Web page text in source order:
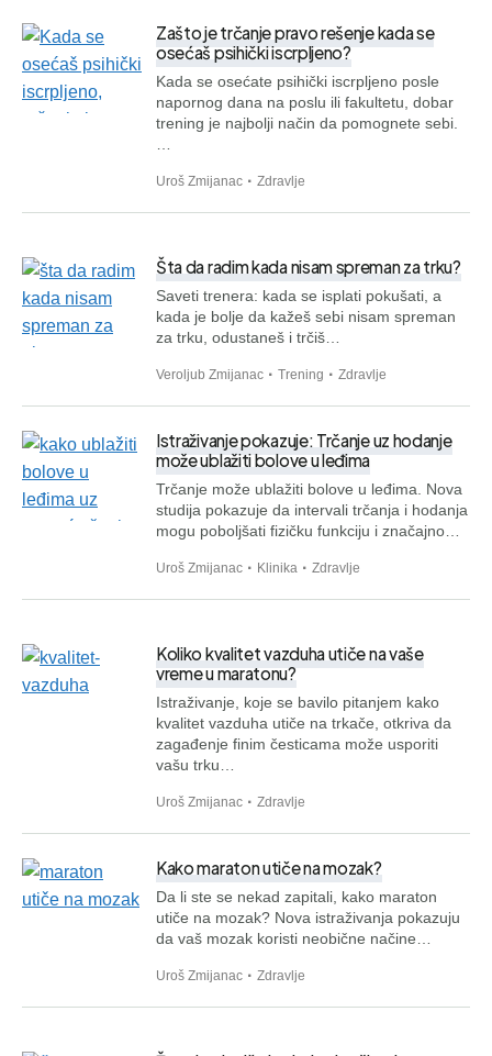
Zašto je trčanje pravo rešenje kada se
osećaš psihički iscrpljeno?
Kada se osećate psihički iscrpljeno posle
napornog dana na poslu ili fakultetu, dobar
trening je najbolji način da pomognete sebi.
…
Uroš Zmijanac Zdravlje
Šta da radim kada nisam spreman za trku?
Saveti trenera: kada se isplati pokušati, a
kada je bolje da kažeš sebi nisam spreman
za trku, odustaneš i trčiš…
Veroljub Zmijanac Trening Zdravlje
Istraživanje pokazuje: Trčanje uz hodanje
može ublažiti bolove u leđima
Trčanje može ublažiti bolove u leđima. Nova
studija pokazuje da intervali trčanja i hodanja
mogu poboljšati fizičku funkciju i značajno…
Uroš Zmijanac Klinika Zdravlje
Koliko kvalitet vazduha utiče na vaše
vreme u maratonu?
Istraživanje, koje se bavilo pitanjem kako
kvalitet vazduha utiče na trkače, otkriva da
zagađenje finim česticama može usporiti
vašu trku…
Uroš Zmijanac Zdravlje
Kako maraton utiče na mozak?
Da li ste se nekad zapitali, kako maraton
utiče na mozak? Nova istraživanja pokazuju
da vaš mozak koristi neobične načine…
Uroš Zmijanac Zdravlje